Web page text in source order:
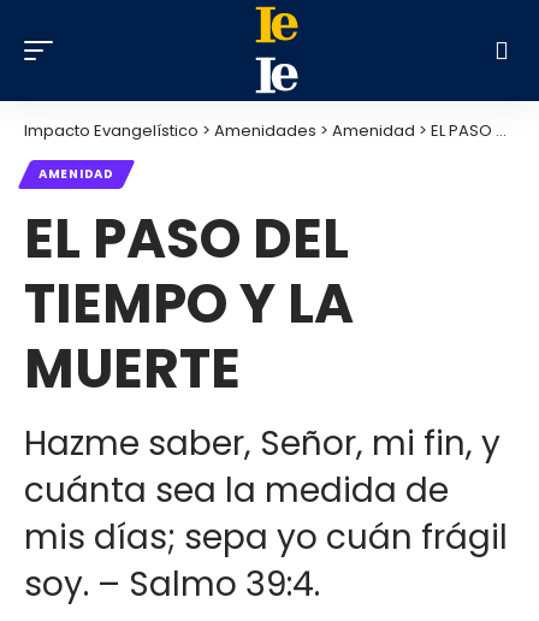
Impacto Evangelístico > Amenidades > Amenidad > EL PASO DEL TIEMPO Y LA MUERTE
AMENIDAD
EL PASO DEL
TIEMPO Y LA
MUERTE
Hazme saber, Señor, mi fin, y
cuánta sea la medida de
mis días; sepa yo cuán frágil
soy. – Salmo 39:4.